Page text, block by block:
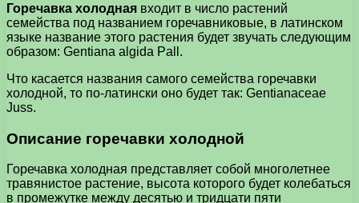
Горечавка холодная входит в число растений
семейства под названием горечавниковые, в латинском
языке название этого растения будет звучать следующим
образом: Gentiana algida Pall.
Что касается названия самого семейства горечавки
холодной, то по-латински оно будет так: Gentianaceae
Juss.
Описание горечавки холодной
Горечавка холодная представляет собой многолетнее
травянистое растение, высота которого будет колебаться
в промежутке между десятью и тридцати пяти